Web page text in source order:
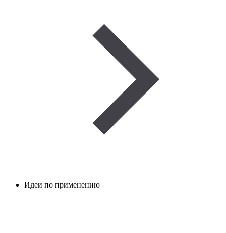
Идеи по применению